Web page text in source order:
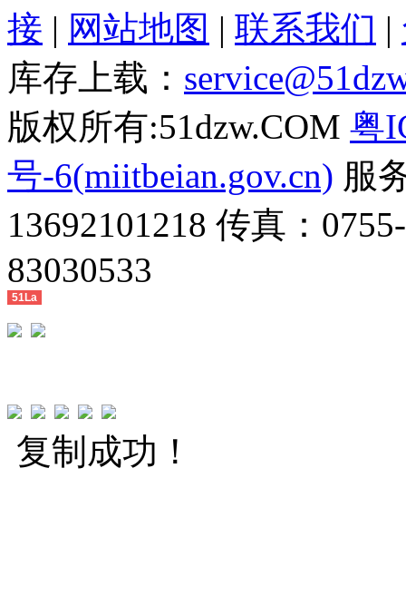
接 | 网站地图 | 联系我们 |
库存上载：
版权所有:51dzw.COM 粤
号-6(miitbeian.gov.cn) 服
13692101218 传真：
83030533
51La
复制成功！